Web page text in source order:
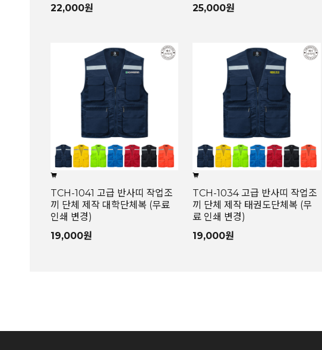
22,000원
25,000원
TCH-1041 고급 반사띠 작업조
끼 단체 제작 대학단체복 (무료
인쇄 변경)
19,000원
TCH-1034 고급 반사띠 작업조
끼 단체 제작 태권도단체복 (무
료 인쇄 변경)
19,000원